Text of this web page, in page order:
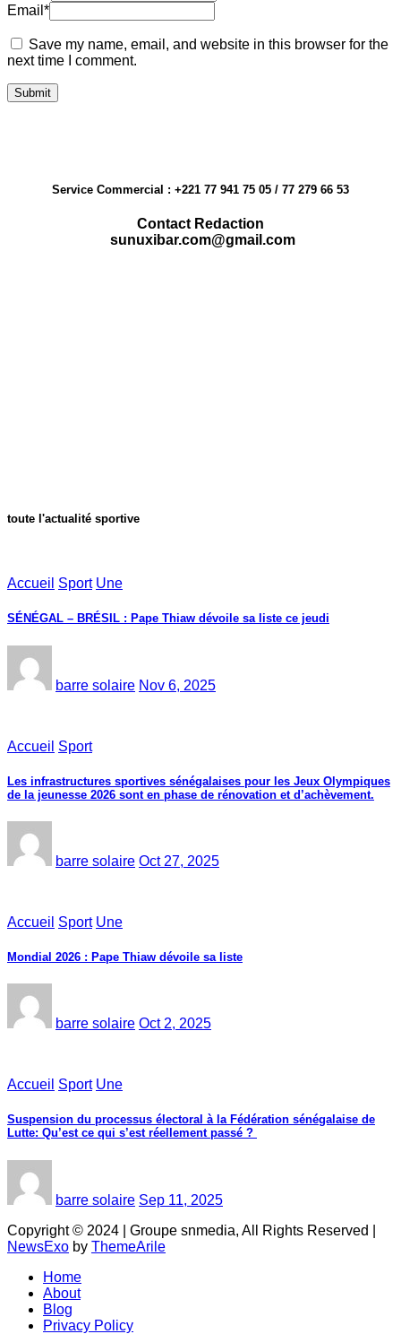
Email *
Save my name, email, and website in this browser for the
next time I comment.
Service Commercial : +221 77 941 75 05 / 77 279 66 53
Contact Redaction
sunuxibar.com@gmail.com
toute l'actualité sportive
Accueil Sport Une
SÉNÉGAL – BRÉSIL : Pape Thiaw dévoile sa liste ce jeudi
barre solaire Nov 6, 2025
Accueil Sport
Les infrastructures sportives sénégalaises pour les Jeux Olympiques
de la jeunesse 2026 sont en phase de rénovation et d’achèvement.
barre solaire Oct 27, 2025
Accueil Sport Une
Mondial 2026 : Pape Thiaw dévoile sa liste
barre solaire Oct 2, 2025
Accueil Sport Une
‎Suspension du processus électoral à la Fédération sénégalaise de
Lutte: Qu’est ce qui s’est réellement passé ? ‎‎
barre solaire Sep 11, 2025
Copyright © 2024 | Groupe snmedia, All Rights Reserved
NewsExo by ThemeArile
Home
About
Blog
Privacy Policy